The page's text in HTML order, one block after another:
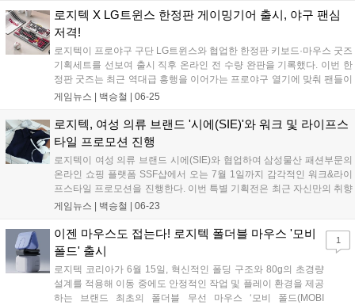
구축할 수 있도록 설계된 것이 특징이다....
로지텍 X LG트윈스 한정판 게이밍기어 출시, 야구 팬심
저격!
로지텍이 프로야구 구단 LG트윈스와 협업한 한정판 키보드·마우스 굿즈
기획세트를 선보여 출시 직후 온라인 전 수량 완판을 기록했다. 이번 한
정판 굿즈는 최근 역대급 흥행을 이어가는 프로야구 열기에 맞춰 팬들이
경기장 밖 데스크 환경에서도 응원의 즐거움을 이어갈 수 있도록 기획되
수량이 추가로 판매될 예정이다....
게임뉴스 | 백승철 | 06-25
로지텍, 여성 의류 브랜드 '시에(SIE)'와 워크 및 라이프스
타일 프로모션 진행
로지텍이 여성 의류 브랜드 시에(SIE)와 협업하여 삼성물산 패션부문의
온라인 쇼핑 플랫폼 SSF샵에서 오는 7월 1일까지 감각적인 워크&라이
프스타일 프로모션을 진행한다. 이번 특별 기획전은 최근 자신만의 취향
으로 업무 공간을 꾸미는 소비자를 위해 마련되었으며, 로지텍의 대표
한 생산성 제품을 최대 28% 할인된 혜택으로 선보인다....
게임뉴스 | 백승철 | 06-23
이젠 마우스도 접는다! 로지텍 폴더블 마우스 '모비
폴드' 출시
로지텍 코리아가 6월 15일, 혁신적인 폴딩 구조와 80g의 초경량
설계를 적용해 이동 중에도 안정적인 작업 및 플레이 환경을 제공
하는 브랜드 최초의 폴더블 무선 마우스 ‘모비 폴드(MOBI
1